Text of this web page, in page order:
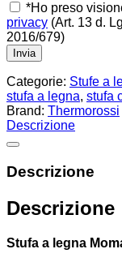
*Ho preso
privacy (Art. 13 d.
2016/679)
Categorie: Stufe a
stufa a legna, stufa
Brand: Thermorossi
Descrizione
Descrizione
Descrizione
Stufa a legna